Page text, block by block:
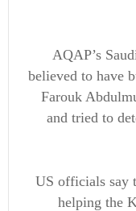
AQAP’s
believed to have
Farouk
and tried to
US officials say
helping the